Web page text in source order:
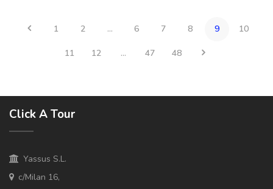
1 2 ... 6 7 8 9 10
11 12 ... 47 48
Click A Tour
Yassus S.L.
c/Milan 16,